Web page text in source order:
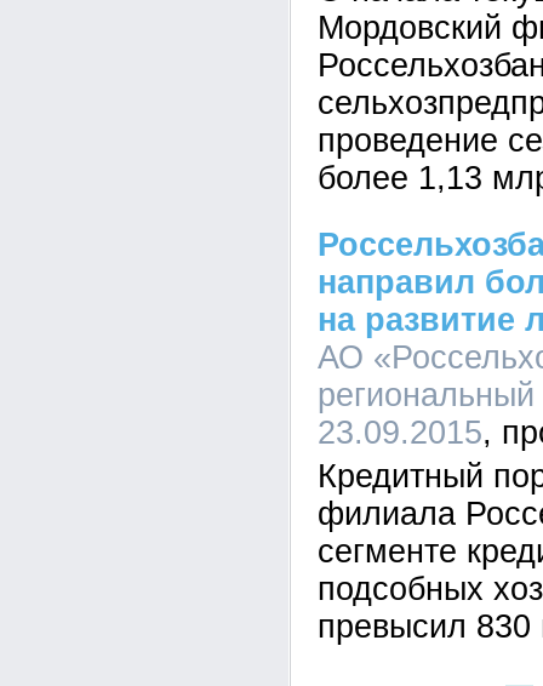
Мордовский
проведение
более 1,13
направил
на развитие
АО
23.09.2015
Кредитный
филиала
сегменте
подсобных
превысил